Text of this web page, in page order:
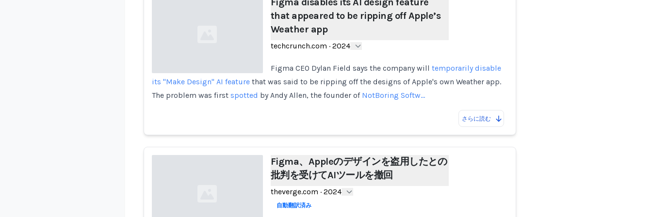
that appeared to be ripping off Apple’s
Weather app
techcrunch.com · 2024
Figma CEO Dylan Field says the company will temporarily disable
its "Make Design" AI feature that was said to be ripping off the designs of Apple's own Weather app.
The problem was first spotted by Andy Allen, the founder of NotBoring Softw…
さらに読む
Figma、Appleのデザインを盗用したとの
批判を受けてAIツールを撤回
theverge.com · 2024
自動翻訳済み